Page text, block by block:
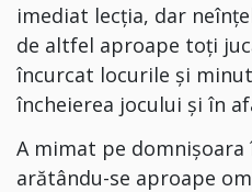
imediat lecția, dar
de altfel aproape toți
încurcat locurile și
încheierea jocului și în
A mimat pe domnișoara
arătându-se aproape